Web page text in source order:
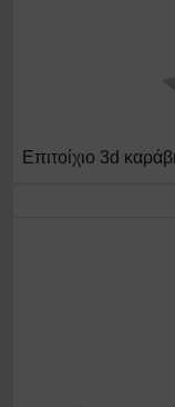
Επιτοίχιο 3d